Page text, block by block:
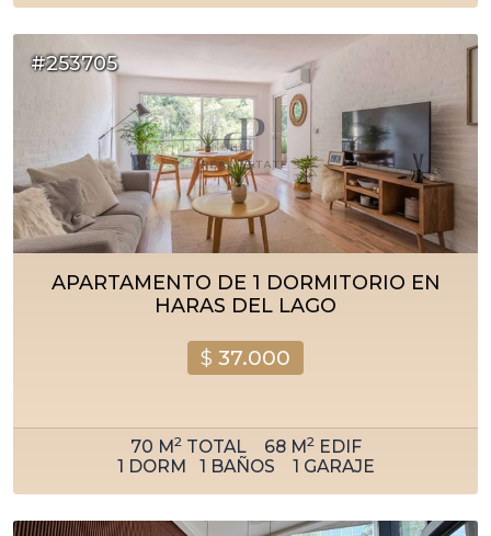
#253705
APARTAMENTO DE 1 DORMITORIO EN
HARAS DEL LAGO
$ 37.000
70 M2TOTAL 68M2EDIF
1 DORM 1 BAÑOS 1 GARAJE